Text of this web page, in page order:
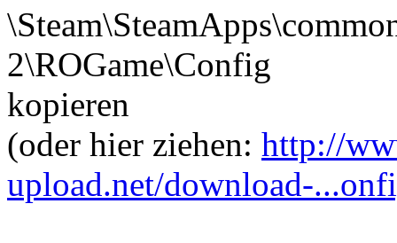
2\ROGame\Config
kopieren
(oder hier ziehen: http://
upload.net/download-